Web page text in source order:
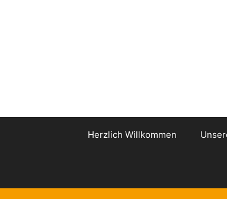
Herzlich Willkommen